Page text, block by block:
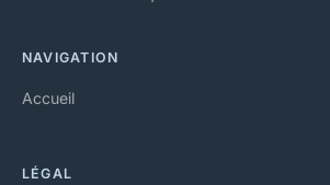
NAVIGATION
Accueil
LÉGAL